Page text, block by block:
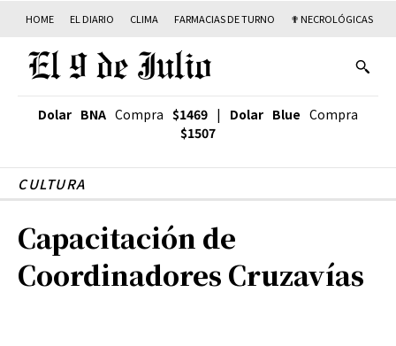
HOME EL DIARIO CLIMA FARMACIAS DE TURNO ✟ NECROLÓGICAS
Dolar BNA Compra $1469 | Dolar Blue Compra
$1507
CULTURA
Capacitación de
Coordinadores Cruzavías